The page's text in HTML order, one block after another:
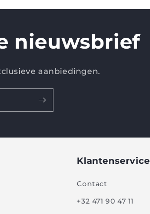
nieuwsbrief
aanbiedingen.
Klantenservice
Contact
+32 471 90 47 11